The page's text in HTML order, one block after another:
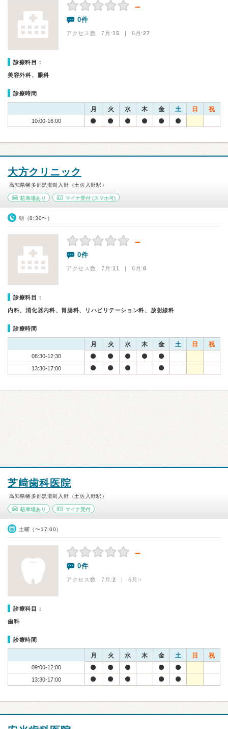
－
0件
アクセス数 7月:15 | 6月:27
診療科目：
美容外科、眼科
診療時間
月 火 水 木 金 土 日 祝
10:00-16:00
大方クリニック
高知県幡多郡黒潮町入野（土佐入野駅）
駐車場あり マイナ受付(スマホ可)
朝（8:30〜）
－
0件
アクセス数 7月:11 | 6月:8
診療科目：
内科、消化器内科、胃腸科、リハビリテーション科、放射線科
診療時間
月 火 水 木 金 土 日 祝
08:30-12:30
13:30-17:00
芝﨑歯科医院
高知県幡多郡黒潮町入野（土佐入野駅）
駐車場あり マイナ受付
土曜（〜17:00）
－
0件
アクセス数 7月:2 | 6月:-
診療科目：
歯科
診療時間
月 火 水 木 金 土 日 祝
09:00-12:00
13:30-17:00